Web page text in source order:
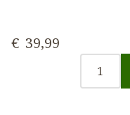
€ 39,99